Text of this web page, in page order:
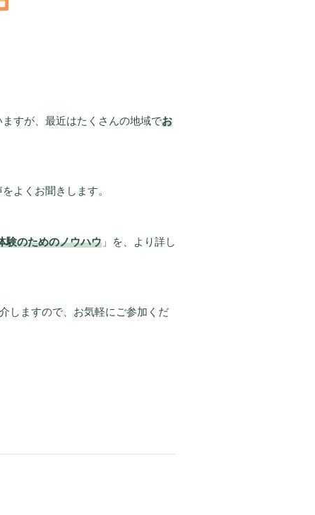
すが、最近はたくさんの地域でお
よくお聞きします。
験のためのノウハウ 」を、より詳し
しますので、お気軽にご参加くだ